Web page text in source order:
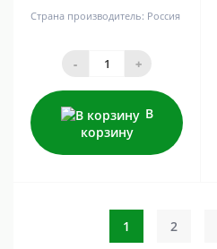
Страна производитель: Россия
- +
В
корзину
1 2